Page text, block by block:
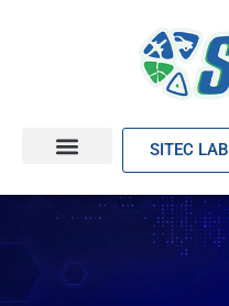
SITEC LAB